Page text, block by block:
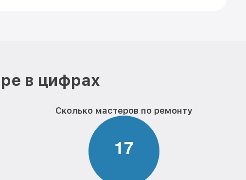
в цифрах
Сколько мастеров по ремонту
17